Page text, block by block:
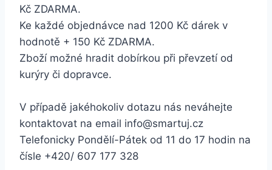
Kč ZDARMA.
Ke každé objednávce nad 1200 Kč dárek v
hodnotě + 150 Kč ZDARMA.
Zboží možné hradit dobírkou při převzetí od
kurýry či dopravce.
V případě jakéhokoliv dotazu nás neváhejte
kontaktovat na email info@smartuj.cz
Telefonicky Pondělí-Pátek od 11 do 17 hodin na
čísle +420/ 607 177 328